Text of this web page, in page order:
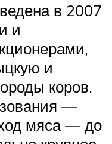
в 2007
и
и
коров.
—
мяса — до